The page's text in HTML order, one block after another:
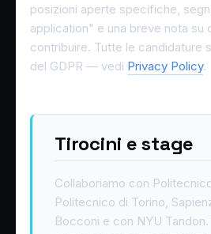
posizioni aperte specifiche,
application" e una breve nota su
contribuire. Tutte le candidature
del GDPR — vedi Privacy Policy.
Tirocini e stage
Collaboriamo con
Politecnico di Torino,
Bocconi e con NYU